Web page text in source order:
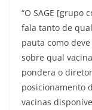
“O SAGE [grupo
fala tanto de
pauta como
sobre qual
pondera o
posicionamento
vacinas